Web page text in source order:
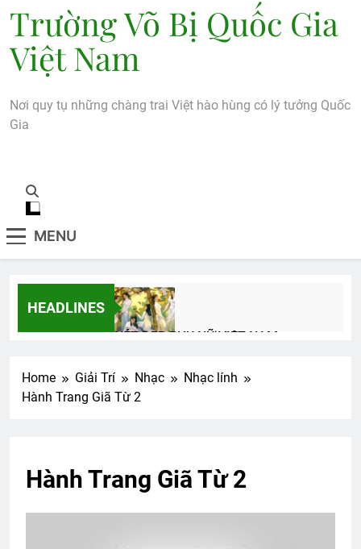
Trường Võ Bị Quốc Gia
Việt Nam
Nơi quy tụ những chàng trai Việt hào hùng có lý tưởng Quốc
Gia
MENU
HEADLINES
NÉT ĐẸP PHỤ NỮ VIỆT NAM
CÓ MỘT TÌNH YÊU ĐẸP NHƯ SON
3 Years Ago
Home Giải Trí Nhạc
Nhạc lính
Hành Trang Giã Từ 2
Hành Trang Giã Từ 2